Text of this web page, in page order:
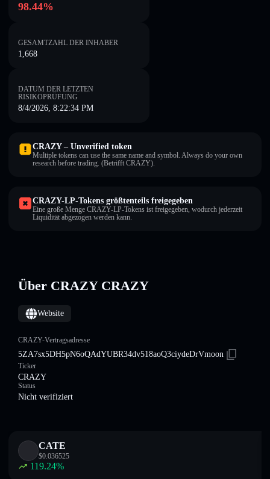
98.44%
GESAMTZAHL DER INHABER
1,668
DATUM DER LETZTEN
RISIKOPRÜFUNG
8/4/2026, 8:22:34 PM
CRAZY – Unverified token
Multiple tokens can use the same name and symbol. Always do your own
research before trading. (Betrifft CRAZY).
CRAZY-LP-Tokens größtenteils freigegeben
Eine große Menge CRAZY-LP-Tokens ist freigegeben, wodurch jederzeit
Liquidität abgezogen werden kann.
Über CRAZY CRAZY
Website
CRAZY-Vertragsadresse
5ZA7sx5DH5pN6oQAdYUBR34dv518aoQ3ciydeDrVmoon
Ticker
CRAZY
Status
Nicht verifiziert
CATE
$0.036525
119.24%